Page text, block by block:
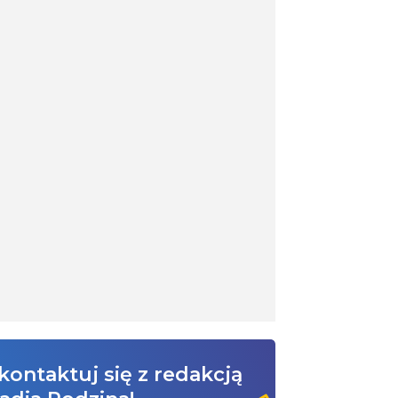
się z redakcją